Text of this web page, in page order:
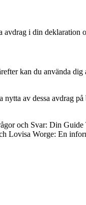
i din deklaration
kan du använda
av dessa avdrag
och Svar: Din Guide
Lovisa Worge: En